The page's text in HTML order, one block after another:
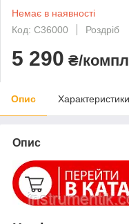
Немає в наявності
Код: C36000
Роздріб
5 290 ₴/
Опис Характеристики
Опис